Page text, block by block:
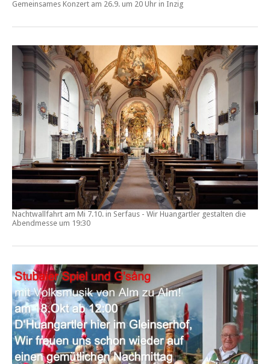
Gemeinsames Konzert am 26.9. um 20 Uhr in Inzig
Nachtwallfahrt am Mi 7.10. in Serfaus - Wir Huangartler gestalten die
Abendmesse um 19:30